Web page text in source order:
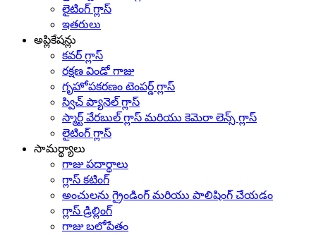
లైటింగ్ గ్లాస్
ఇతరులు
అప్లికేషన్లు
కవర్ గ్లాస్
రక్షణ విండో గాజు
గృహోపకరణం టెంపర్డ్ గ్లాస్
స్విచ్ ప్యానెల్ గ్లాస్
స్మార్ట్ వేరబుల్ గ్లాస్ మరియు కెమెరా లెన్స్ గ్లాస్
లైటింగ్ గ్లాస్
సామర్థ్యాలు
గాజు పదార్థాలు
గ్లాస్ కటింగ్
అంచులను గ్రైండింగ్ మరియు పాలిషింగ్ చేయడం
గ్లాస్ డ్రిల్లింగ్
గాజు బలోపేతం